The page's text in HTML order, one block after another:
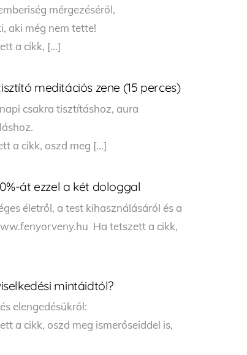
mérgezéséről,
aki még nem tette!
a cikk, […]
meditációs zene (15 perces)
csakra tisztításhoz, aura
a cikk, oszd meg […]
át ezzel a két dologgal
életről, a test kihasználásáról és a
Ha tetszett a cikk,
mintáidtól?
elengedésükről:
a cikk, oszd meg ismerőseiddel is,